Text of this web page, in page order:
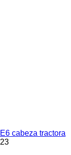
E6 cabeza tractora
23